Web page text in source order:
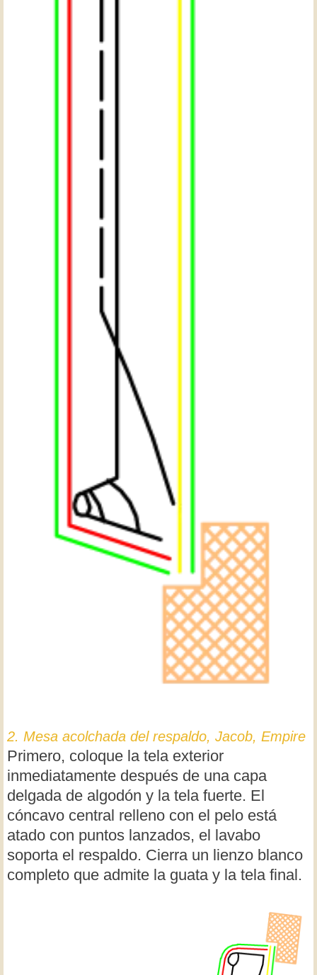
2. Mesa acolchada del respaldo, Jacob, Empire
Primero, coloque la tela exterior
inmediatamente después de una capa
delgada de algodón y la tela fuerte. El
cóncavo central relleno con el pelo está
atado con puntos lanzados, el lavabo
soporta el respaldo. Cierra un lienzo blanco
completo que admite la guata y la tela final.